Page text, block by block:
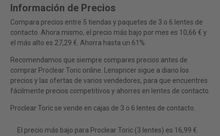
Información de Precios
Compara precios entre 5 tiendas y paquetes de 3 o 6 lentes de
contacto. Ahora mismo, el precio más bajo por mes es 10,66 € y
el más alto es 27,29 €. Ahorra hasta un 61%.
Recomendamos que siempre compares precios antes de
comprar Proclear Toric online. Lenspricer sigue a diario los
precios y las ofertas de varios vendedores, para que encuentres
fácilmente precios competitivos y ahorres en lentes de contacto.
Proclear Toric se vende en cajas de 3 o 6 lentes de contacto.
El precio más bajo para Proclear Toric (3 lentes) es 16,99 €.